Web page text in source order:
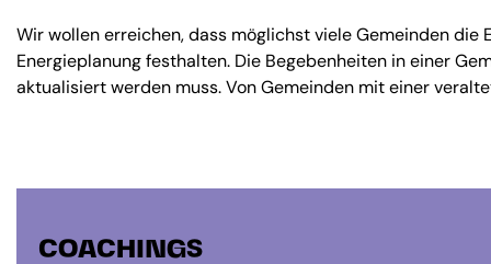
Deutsch
Français
Wir wollen erreichen, dass möglichst viele Gemeinden
Energieplanung festhalten. Die Begebenheiten in einer
aktualisiert werden muss. Von Gemeinden mit einer
COACHINGS